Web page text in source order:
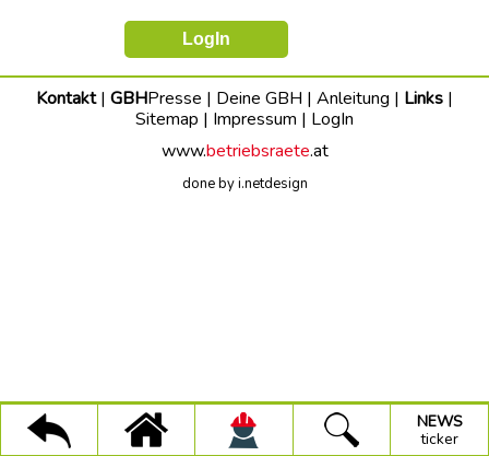
UMWELT+BAUEN
Trinkwasseraktion
Alle
Kontakt| GBHPresse | Deine GBH | Anleitung | Links |
Sitemap | Impressum | LogIn
www.betriebsraete.at
done by i.netdesign
NEWS
ticker
× GBHInfos
× Suche
Kategorien:
× NEWSticker